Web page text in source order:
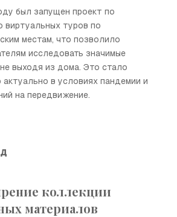
был запущен проект по
виртуальных туров по
местам, что позволило
исследовать значимые
выходя из дома. Это стало
актуально в условиях пандемии и
на передвижение.
коллекции
материалов